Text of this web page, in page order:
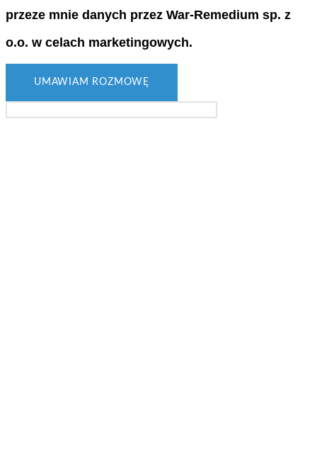
przeze mnie danych przez War-Remedium sp. z
o.o. w celach marketingowych.
UMAWIAM ROZMOWĘ